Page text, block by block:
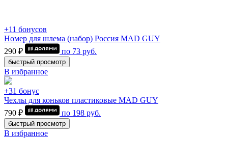
+11 бонусов
Номер для шлема (набор) Россия MAD GUY
290 ₽
по 73 руб.
быстрый просмотр
В избранное
+31 бонус
Чехлы для коньков пластиковые MAD GUY
790 ₽
по 198 руб.
быстрый просмотр
В избранное